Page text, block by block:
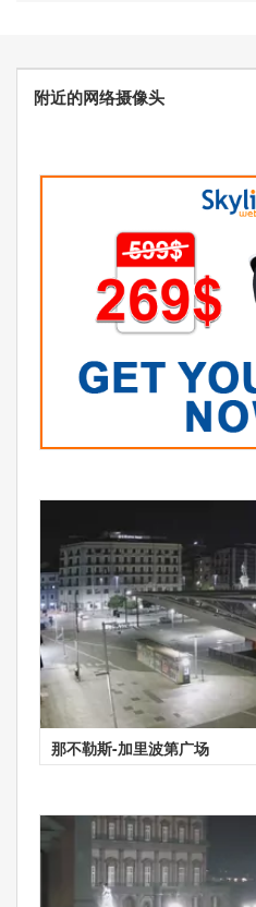
附近的网络摄像头
那不勒斯-加里波第广场